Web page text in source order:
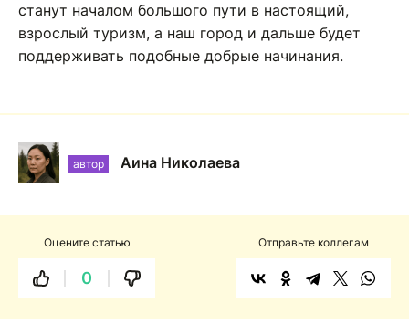
станут началом большого пути в настоящий,
взрослый туризм, а наш город и дальше будет
поддерживать подобные добрые начинания.
автор Аина Николаева
Оцените статью
0
Отправьте коллегам